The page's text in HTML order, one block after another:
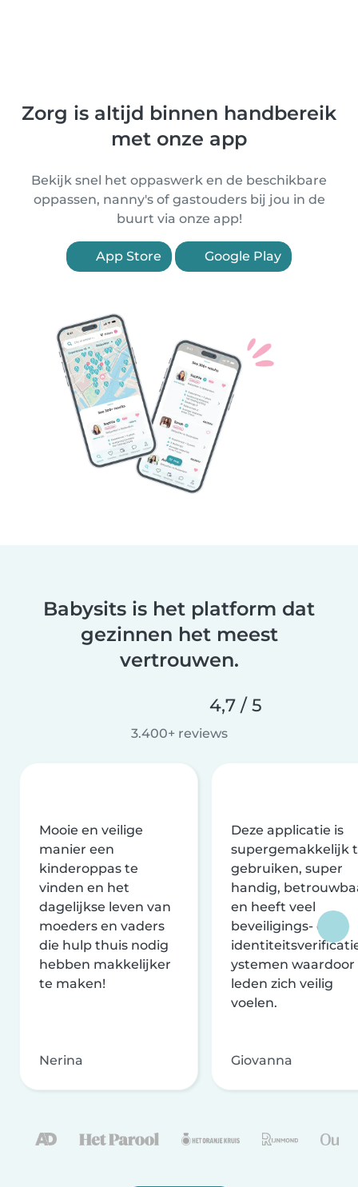
Zorg is altijd binnen handbereik
met onze app
Bekijk snel het oppaswerk en de beschikbare
oppassen, nanny's of gastouders bij jou in de
buurt via onze app!
App Store Google Play
Babysits is het platform dat
gezinnen het meest
vertrouwen.
4,7 / 5
3.400+ reviews
Mooie en veilige
manier een
kinderoppas te
vinden en het
dagelijkse leven van
moeders en vaders
die hulp thuis nodig
hebben makkelijker
te maken!
Nerina
Deze applicatie is
supergemakkelijk
gebruiken, super
handig,
en heeft veel
beveiligings- en
ystemen waardoor
leden zich veilig
voelen.
Giovanna